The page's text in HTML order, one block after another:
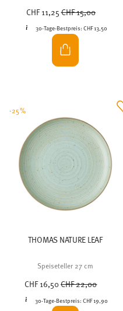
CHF 11,25Price reduced from
CHF 15,00
30-Tage-Bestpreis:CHF 13,50
THOMAS NATURE LEAF
Speiseteller 27 cm
CHF 16,50Price reduced from
CHF 22,00
30-Tage-Bestpreis:CHF 19,90
-25%